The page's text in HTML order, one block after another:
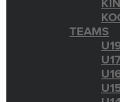
TEAMS
U17